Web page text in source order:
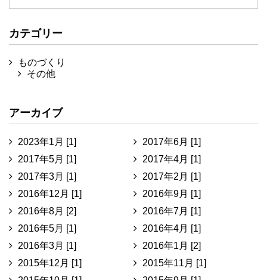
カテゴリー
ものづくり
その他
アーカイブ
2023年1月 [1]
2017年6月 [1]
2017年5月 [1]
2017年4月 [1]
2017年3月 [1]
2017年2月 [1]
2016年12月 [1]
2016年9月 [1]
2016年8月 [2]
2016年7月 [1]
2016年5月 [1]
2016年4月 [1]
2016年3月 [1]
2016年1月 [2]
2015年12月 [1]
2015年11月 [1]